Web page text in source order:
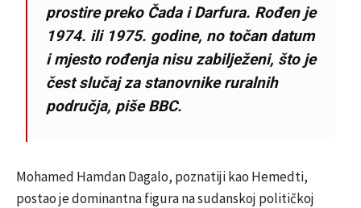
prostire preko Čada i Darfura. Rođen je
1974. ili 1975. godine, no točan datum
i mjesto rođenja nisu zabilježeni, što je
čest slučaj za stanovnike ruralnih
područja, piše BBC.
Mohamed Hamdan Dagalo, poznatiji kao Hemedti,
postao je dominantna figura na sudanskoj političkoj